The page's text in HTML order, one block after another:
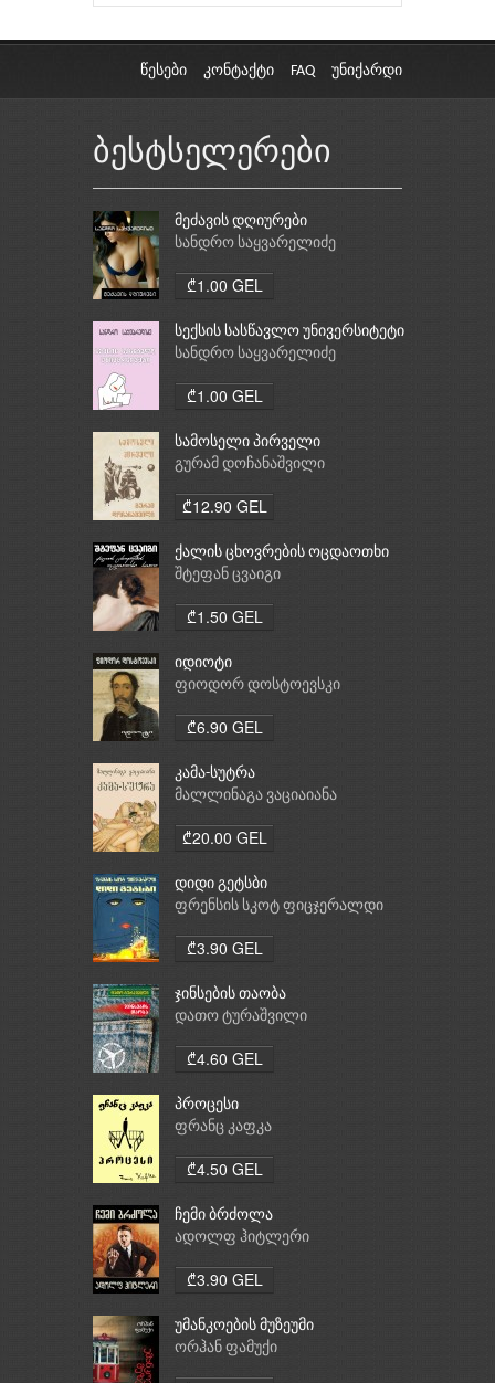
წესები კონტაქტი FAQ უნიქარდი
ბესტსელერები
მეძავის დღიურები
სანდრო საყვარელიძე
₾1.00 GEL
სექსის სასწავლო უნივერსიტეტი
სანდრო საყვარელიძე
₾1.00 GEL
სამოსელი პირველი
გურამ დოჩანაშვილი
₾12.90 GEL
ქალის ცხოვრების ოცდაოთხი
საათი
შტეფან ცვაიგი
₾1.50 GEL
იდიოტი
ფიოდორ დოსტოევსკი
₾6.90 GEL
კამა-სუტრა
მალლინაგა ვაციაიანა
₾20.00 GEL
დიდი გეტსბი
ფრენსის სკოტ ფიცჯერალდი
₾3.90 GEL
ჯინსების თაობა
დათო ტურაშვილი
₾4.60 GEL
პროცესი
ფრანც კაფკა
₾4.50 GEL
ჩემი ბრძოლა
ადოლფ ჰიტლერი
₾3.90 GEL
უმანკოების მუზეუმი
ორჰან ფამუქი